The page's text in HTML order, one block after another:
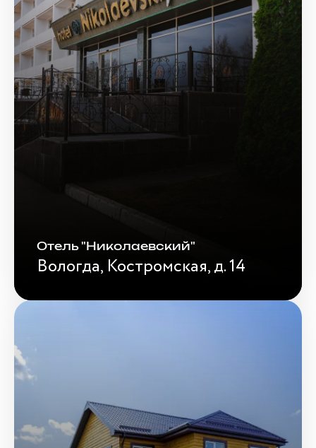
Отель "Николаевский"
Вологда, Костромская, д. 14